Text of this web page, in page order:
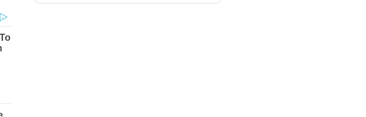
elképesztő áron hirdetik őket